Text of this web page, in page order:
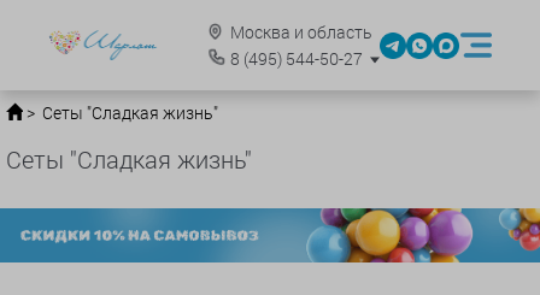
Москва и область
8 (495)544-50-27
Сеты "Сладкая жизнь"
Сеты "Сладкая жизнь"